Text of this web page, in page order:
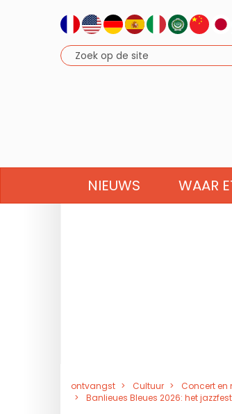
NIEUWS WAAR
ontvangst Cultuur
Concert en
Banlieues Bleues 2026: het